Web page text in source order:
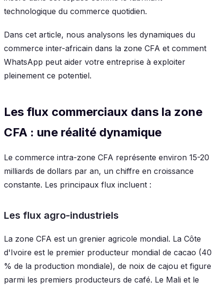
technologique du commerce quotidien.
Dans cet article, nous analysons les dynamiques du
commerce inter-africain dans la zone CFA et comment
WhatsApp peut aider votre entreprise à exploiter
pleinement ce potentiel.
Les flux commerciaux dans la zone
CFA : une réalité dynamique
Le commerce intra-zone CFA représente environ 15-20
milliards de dollars par an, un chiffre en croissance
constante. Les principaux flux incluent :
Les flux agro-industriels
La zone CFA est un grenier agricole mondial. La Côte
d'Ivoire est le premier producteur mondial de cacao (40
% de la production mondiale), de noix de cajou et figure
parmi les premiers producteurs de café. Le Mali et le